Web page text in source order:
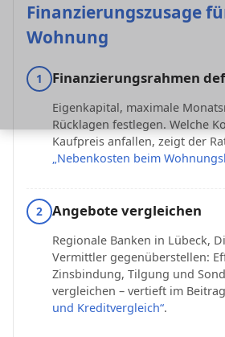
Finanzierungszusage
Wohnung
1 Finanzierungsrahmen
Eigenkapital, maximale
Rücklagen festlegen. Welche
Kaufpreis anfallen, zeigt der
„Nebenkosten beim
2 Angebote vergleichen
Regionale Banken in Lübeck,
Vermittler gegenüberstellen:
Zinsbindung, Tilgung und
vergleichen – vertieft im Beitrag
und Kreditvergleich“.